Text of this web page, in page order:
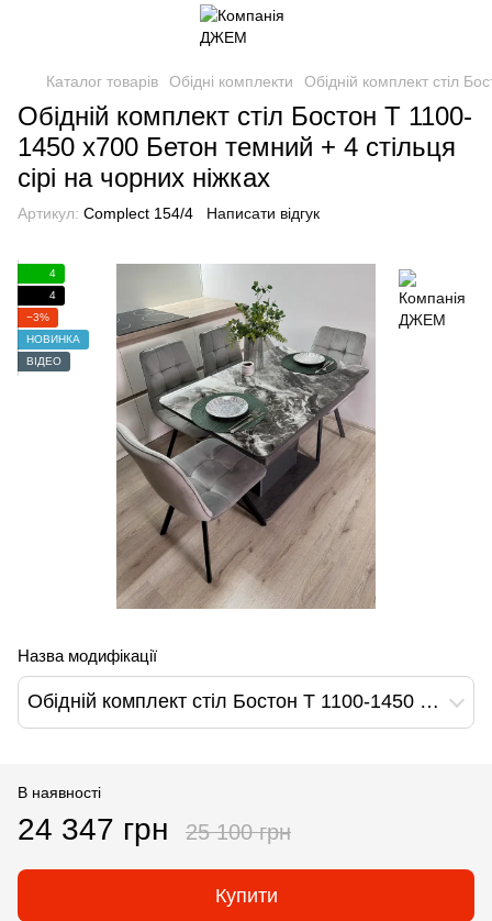
Каталог товарів Обідні комплекти Обідній комплект стіл
Обідній комплект стіл Бостон Т 1100-
1450 х700 Бетон темний + 4 стільця
сірі на чорних ніжках
Артикул: Complect 154/4 Написати відгук
4
4
−3%
НОВИНКА
ВІДЕО
Назва модифікації
Обідній комплект стіл Бостон Т 1100-1450 х700 Бетон темний + 4 стільця сірі на чорних ніжках
В наявності
24 347 грн 25 100 грн
Купити